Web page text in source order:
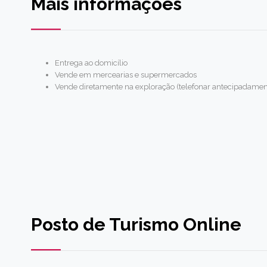
Entrega ao domicílio
Vende em mercearias e supermercados
Vende diretamente na exploração (telefonar
Posto de Turismo Online